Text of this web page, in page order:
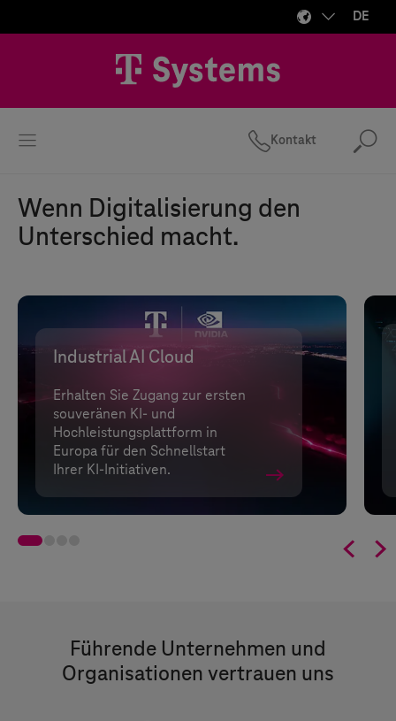
DE
Kontakt
Wenn Digitalisierung den
Unterschied macht.
Industrial AI Cloud
Erhalten Sie Zugang zur ersten
souveränen KI- und
Hochleistungsplattform in
Europa für den Schnellstart
Ihrer KI-Initiativen.
 
Führende Unternehmen und
Organisationen vertrauen uns